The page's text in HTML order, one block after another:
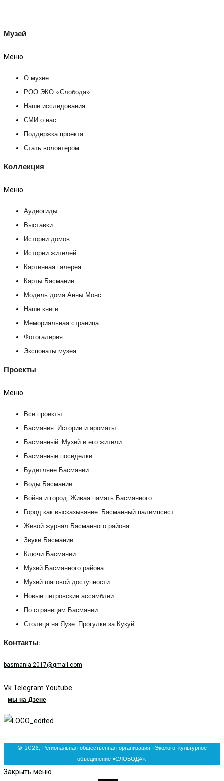
Музей
Меню
О музее
РОО ЭКО «Слобода»
Наши исследования
СМИ о нас
Поддержка проекта
Стать волонтером
Коллекция
Меню
Аудиогиды
Выставки
Истории домов
Истории жителей
Картинная галерея
Карты Басмании
Модель дома Анны Монс
Наши книги
Мемориальная страница
Фотогалерея
Экспонаты музея
Проекты
Меню
Все проекты
Басмания. Истории и ароматы
Басманный. Музей и его жители
Басманные посиделки
Будетляне Басмании
Воды Басмании
Война и город. Живая память Басманного
Город как высказывание. Басманный палимпсест
Живой журнал Басманного района
Звуки Басмании
Ключи Басмании
Музей Басманного района
Музей шаговой доступности
Новые петровские ассамблеи
По страницам Басмании
Столица на Яузе. Прогулки за Кукуй
Контакты:
basmania.2017@gmail.com
VkTelegram Youtube
мы на Дзене
© 2026, Региональная общественная организация «Эколого-культурное
объединение «СЛОБОДА».
Закрыть меню